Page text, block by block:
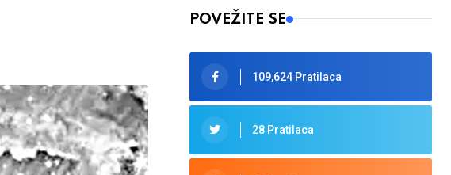
POVEŽITE SE
109,624 Pratilaca
28 Pratilaca